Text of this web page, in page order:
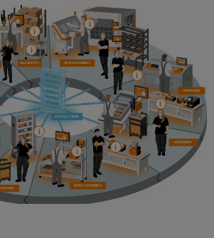
Configurador
Weidmüller
Ingeniería
digital
avanzada:
intuitiva,
sencilla y
rápida